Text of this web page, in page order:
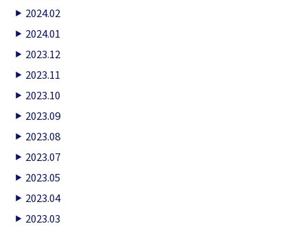
2024.02
2024.01
2023.12
2023.11
2023.10
2023.09
2023.08
2023.07
2023.05
2023.04
2023.03